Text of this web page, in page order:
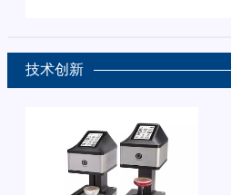
技术创新